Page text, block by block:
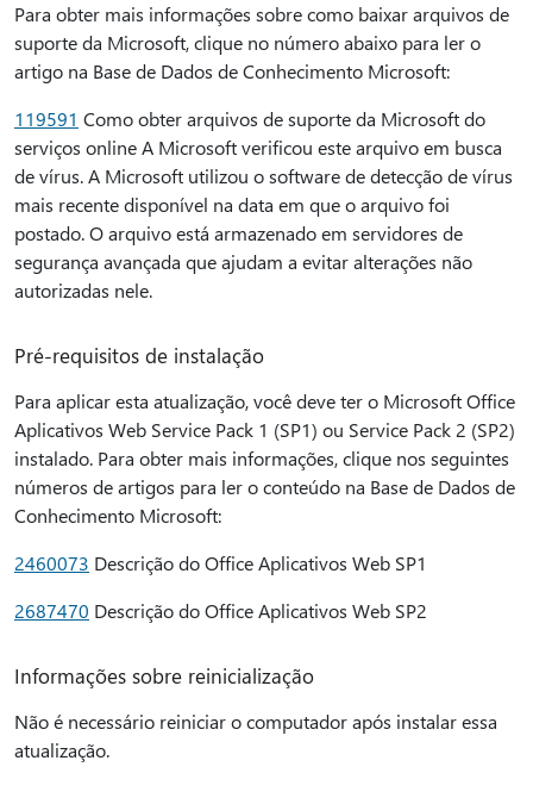
Para obter mais informações sobre como baixar arquivos de
suporte da Microsoft, clique no número abaixo para ler o
artigo na Base de Dados de Conhecimento Microsoft:
119591 Como obter arquivos de suporte da Microsoft do
serviços online A Microsoft verificou este arquivo em busca
de vírus. A Microsoft utilizou o software de detecção de vírus
mais recente disponível na data em que o arquivo foi
postado. O arquivo está armazenado em servidores de
segurança avançada que ajudam a evitar alterações não
autorizadas nele.
Pré-requisitos de instalação
Para aplicar esta atualização, você deve ter o Microsoft Office
Aplicativos Web Service Pack 1 (SP1) ou Service Pack 2 (SP2)
instalado. Para obter mais informações, clique nos seguintes
números de artigos para ler o conteúdo na Base de Dados de
Conhecimento Microsoft:
2460073 Descrição do Office Aplicativos Web SP1
2687470 Descrição do Office Aplicativos Web SP2
Informações sobre reinicialização
Não é necessário reiniciar o computador após instalar essa
atualização.